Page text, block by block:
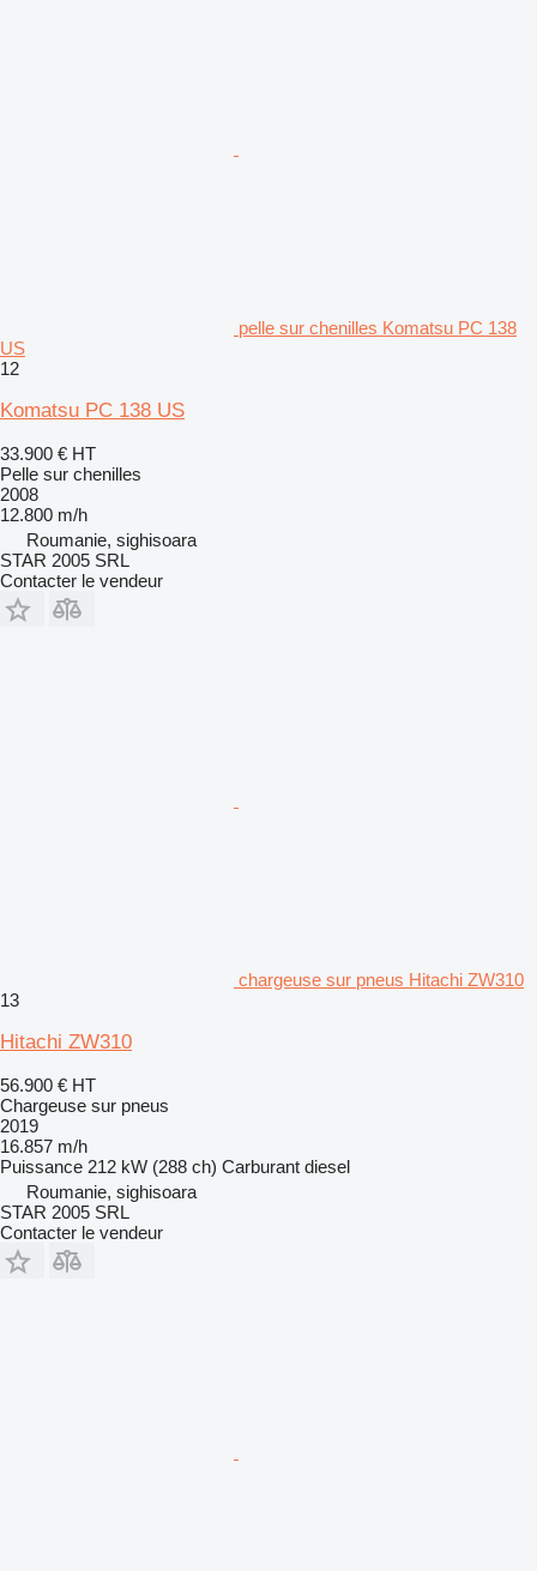
pelle sur chenilles Komatsu PC 138
US
12
Komatsu PC 138 US
33.900 € HT
Pelle sur chenilles
2008
12.800 m/h
Roumanie, sighisoara
STAR 2005 SRL
Contacter le vendeur
chargeuse sur pneus Hitachi ZW310
13
Hitachi ZW310
56.900 € HT
Chargeuse sur pneus
2019
16.857 m/h
Puissance 212 kW (288 ch) Carburant diesel
Roumanie, sighisoara
STAR 2005 SRL
Contacter le vendeur